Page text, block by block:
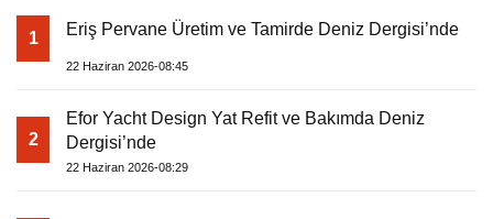
1 Eriş Pervane Üretim ve Tamirde Deniz Dergisi’nde
22 Haziran 2026-08:45
2
Efor Yacht Design Yat Refit ve Bakımda Deniz
Dergisi’nde
22 Haziran 2026-08:29